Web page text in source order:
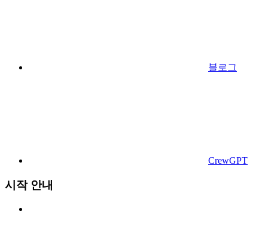
블로그
CrewGPT
시작 안내